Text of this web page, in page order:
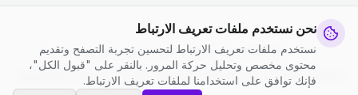
نحن نستخدم ملفات تعريف الارتباط
نستخدم ملفات تعريف الارتباط لتحسين تجربة التصفح وتقديم
محتوى مخصص وتحليل حركة المرور. بالنقر على "قبول الكل"،
فإنك توافق على استخدامنا لملفات تعريف الارتباط.
© 2026 جست كلين. جميع الحقوق محفوظة.
سياسة الخصوصية
الشروط والأحكام | إعدادات ملفات تعريف الارتباط